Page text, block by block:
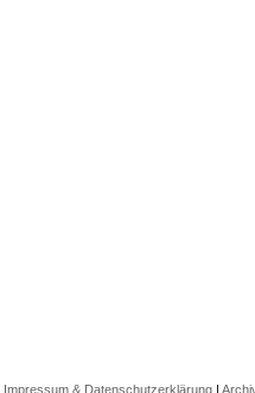
Impressum & Datenschutzerklärung|